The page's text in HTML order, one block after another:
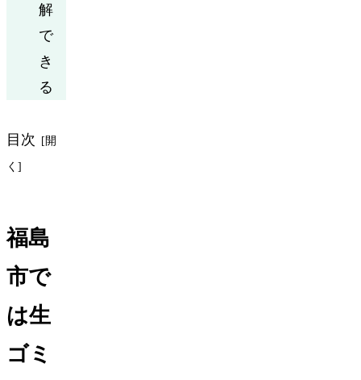
解
で
き
る
目次
福島
市で
は生
ゴミ